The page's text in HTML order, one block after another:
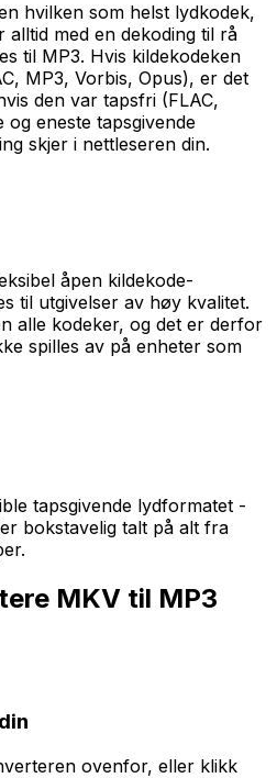
hvilken som helst lydkodek,
med en dekoding til rå
til MP3. Hvis kildekodeken
MP3, Vorbis, Opus), er det
den var tapsfri (FLAC,
eneste tapsgivende
skjer i nettleseren din.
åpen kildekode-
til utgivelser av høy kvalitet.
alle kodeker, og det er derfor
spilles av på enheter som
tapsgivende lydformatet -
bokstavelig talt på alt fra
MKV til MP3
ovenfor, eller klikk